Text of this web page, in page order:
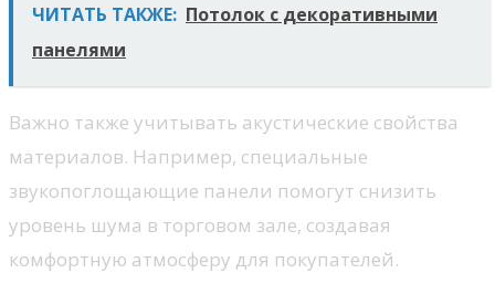
ЧИТАТЬ ТАКЖЕ: Потолок с декоративными
панелями
Важно также учитывать акустические свойства
материалов. Например, специальные
звукопоглощающие панели помогут снизить
уровень шума в торговом зале, создавая
комфортную атмосферу для покупателей.